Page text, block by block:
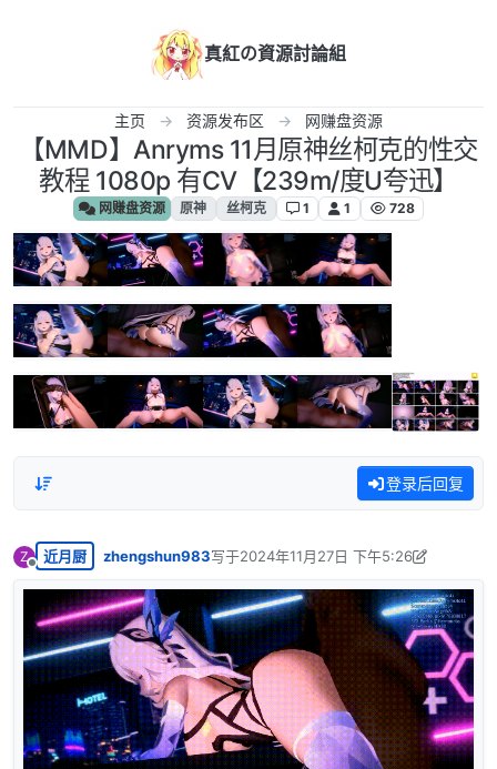
真紅の資源討論組
主页 资源发布区 网赚盘资源
【MMD】Anryms 11月原神丝柯克的性交
教程 1080p 有CV【239m/度U夸迅】
网赚盘资源 原神 丝柯克 1 1 728
登录后回复
Z
离线
近月厨 zhengshun983写于2024年11月27日 下午5:26
最后由 zhengshun983 编辑2024年11月